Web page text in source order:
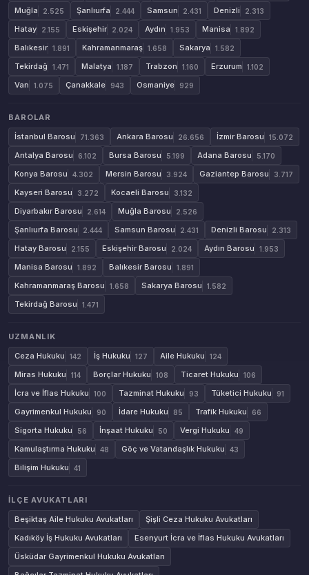
Muğla 2.525 Şanlıurfa 2.444 Samsun 2.431 Denizli 2.313
Hatay 2.155 Eskişehir 2.024 Aydın 1.953 Manisa 1.892
Balıkesir 1.891 Kahramanmaraş 1.658 Sakarya 1.582
Tekirdağ 1.471 Malatya 1.187 Trabzon 1.160 Erzurum 1.102
Van 1.075 Çanakkale 943 Osmaniye 929
BAROLAR
İstanbul Barosu
71.363 Ankara Barosu 26.656 İzmir Barosu 15.072
Antalya Barosu 6.102 Bursa Barosu 5.199 Adana Barosu 5.170
Konya Barosu 4.302 Mersin Barosu 3.924 Gaziantep Barosu 3.717
Kayseri Barosu 3.272 Kocaeli Barosu 3.132
Diyarbakır Barosu 2.614 Muğla Barosu 2.526
Şanlıurfa Barosu 2.444 Samsun Barosu 2.431 Denizli Barosu 2.313
Hatay Barosu 2.155 Eskişehir Barosu 2.024 Aydın Barosu 1.953
Manisa Barosu 1.892 Balıkesir Barosu 1.891
Kahramanmaraş Barosu 1.658 Sakarya Barosu 1.582
Tekirdağ Barosu 1.471
UZMANLIK
Ceza Hukuku
142 İş Hukuku 127 Aile Hukuku 124
Miras Hukuku 114 Borçlar Hukuku 108 Ticaret Hukuku 106
İcra ve İflas Hukuku 100 Tazminat Hukuku 93 Tüketici Hukuku 91
Gayrimenkul Hukuku 90 İdare Hukuku 85 Trafik Hukuku 66
Sigorta Hukuku 56 İnşaat Hukuku 50 Vergi Hukuku 49
Kamulaştırma Hukuku 48 Göç ve Vatandaşlık Hukuku 43
Bilişim Hukuku 41
İLÇE AVUKATLARI
Beşiktaş Aile Hukuku Avukatları
Şişli Ceza Hukuku Avukatları
Kadıköy İş Hukuku Avukatları
Esenyurt İcra ve İflas Hukuku Avukatları
Üsküdar Gayrimenkul Hukuku Avukatları